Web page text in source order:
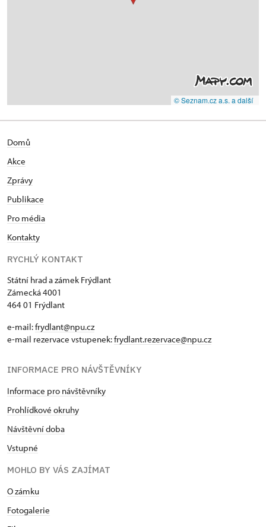
© Seznam.cz a.s. a další
Domů
Akce
Zprávy
Publikace
Pro média
Kontakty
RYCHLÝ KONTAKT
Státní hrad a zámek Frýdlant
Zámecká 4001
464 01 Frýdlant
e-mail:frydlant@npu.cz
e-mail rezervace vstupenek:frydlant.rezervace@npu.cz
INFORMACE PRO NÁVŠTĚVNÍKY
Informace pro návštěvníky
Prohlídkové okruhy
Návštěvní doba
Vstupné
MOHLO BY VÁS ZAJÍMAT
O zámku
Fotogalerie